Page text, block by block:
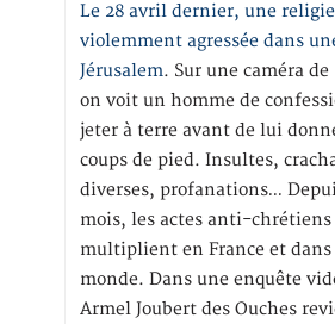
Le 28 avril dernier, une
violemment agressée dans
Jérusalem. Sur une caméra
on voit un homme de
jeter à terre avant de lui
coups de pied. Insultes,
diverses, profanations…
mois, les actes anti-chrétiens
multiplient en France et dans
monde. Dans une enquête
Armel Joubert des Ouches